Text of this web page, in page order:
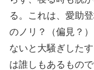
る。これは、愛助
のノリ？（偏見？
ないと大騒ぎした
は誰しもあるもので